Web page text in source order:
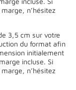
n’hésitez
3,5 cm sur votre
du format afin
initialement
incluse. Si
n’hésitez